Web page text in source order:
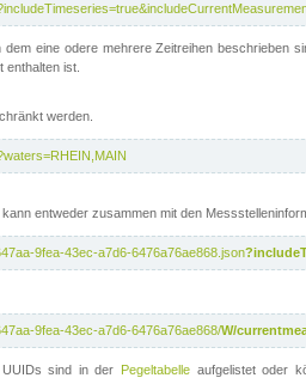
dem eine odere mehrere Zeitreihen beschrieben
enthalten ist.
werden.
entweder zusammen mit den
9fea-43ec-a7d6-6476a76ae868.json
9fea-43ec-a7d6-6476a76ae868/W/
sind in der Pegeltabelleaufgelistet oder